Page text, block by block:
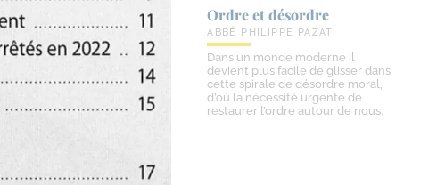
Ordre et désordre
ABBÉ PHILIPPE PAZAT
Dans un monde moderne il
devient plus facile de glisser dans
cette spirale de désordre moral,
d’où la nécessité urgente de
restaurer l’ordre autour de nous.